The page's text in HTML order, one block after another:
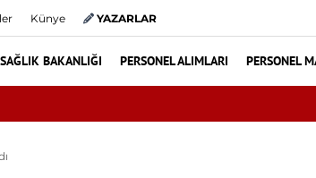
Künye YAZARLAR
SAĞLIK BAKANLIĞI PERSONEL ALIMLARI PERSONEL
oksijen tedavisinden yararlandı